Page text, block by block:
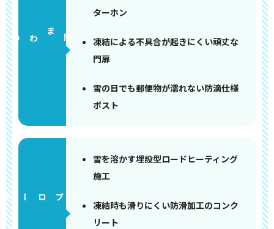
門まわり
ターホン
凍結による不具合が起きにくい頑丈な
門扉
雪の日でも郵便物が濡れない防滴仕様
ポスト
アプローチ
雪を溶かす埋設型ロードヒーティング
施工
凍結時も滑りにくい防滑加工のコンク
リート